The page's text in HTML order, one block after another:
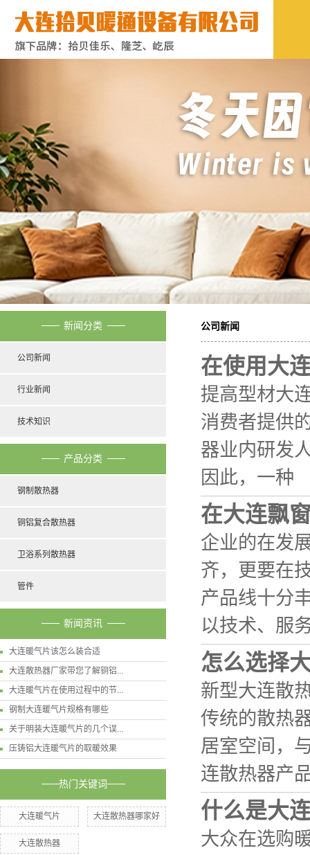
新闻分类
公司新闻
行业新闻
技术知识
产品分类
钢制散热器
铜铝复合散热器
卫浴系列散热器
管件
新闻资讯
大连暖气片该怎么装合适
大连散热器厂家带您了解铜铝...
大连暖气片在使用过程中的节...
钢制大连暖气片规格有哪些
关于明装大连暖气片的几个误...
压铸铝大连暖气片的取暖效果
热门关键词
大连暖气片 大连散热器哪家好
大连散热器
公司新闻
在使用大
提高型材大
消费者提供
器业内研发
因此，一种
在大连飘
企业的在发
齐，更要在
产品线十分
以技术、服
怎么选择
新型大连散
传统的散热
居室空间，
连散热器产
什么是大
大众在选购